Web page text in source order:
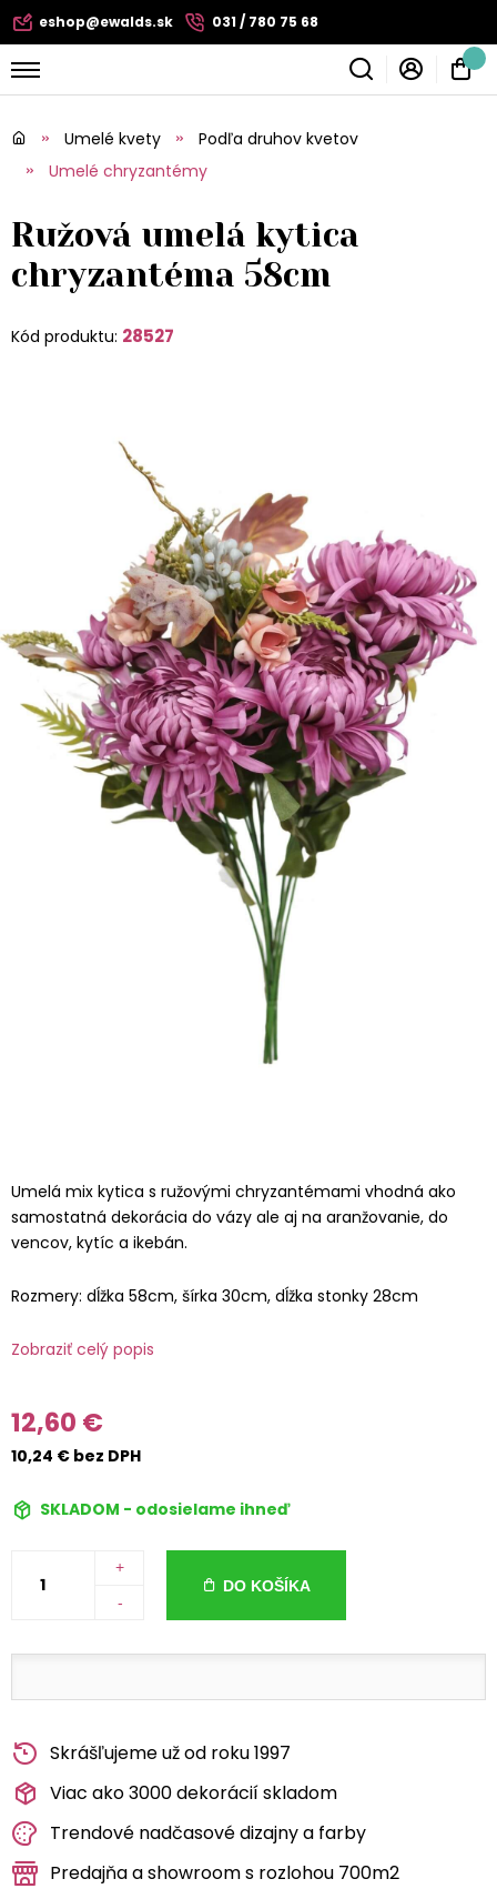
eshop@ewalds.sk 031 / 780 75 68
Umelé kvety
Podľa druhov kvetov
Umelé chryzantémy
Ružová umelá kytica
chryzantéma 58cm
Kód produktu: 28527
Umelá mix kytica s ružovými chryzantémami vhodná ako
samostatná dekorácia do vázy ale aj na aranžovanie, do
vencov, kytíc a ikebán.
Rozmery: dĺžka 58cm, šírka 30cm, dĺžka stonky 28cm
Zobraziť celý popis
12,60 €
10,24 € bez DPH
SKLADOM - odosielame ihneď
+
-
DO KOŠÍKA
Skrášľujeme už od roku 1997
Viac ako 3000 dekorácií skladom
Trendové nadčasové dizajny a farby
Predajňa a showroom s rozlohou 700m2